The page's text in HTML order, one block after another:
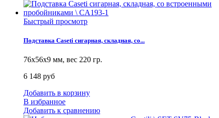
Быстрый просмотр
Подставка Caseti сигарная, складная, со...
76x56x9 мм, вес 220 гр.
6 148 руб
Добавить в корзину
В избранное
Добавить к сравнению